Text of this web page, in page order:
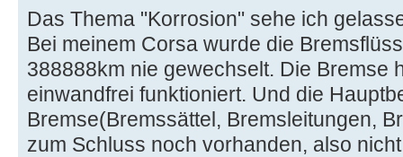
Das Thema "Korrosion" sehe ich
Bei meinem Corsa wurde die
388888km nie gewechselt. Die Bremse
einwandfrei funktioniert. Und die
Bremse(Bremssättel, Bremsleitungen,
zum Schluss noch vorhanden, also